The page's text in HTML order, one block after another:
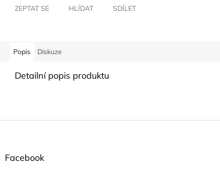
ZEPTAT SE HLÍDAT SDÍLET
Popis Diskuze
Detailní popis produktu
Z
Facebook